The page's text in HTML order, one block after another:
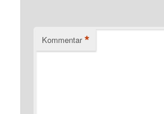
Kommentar *